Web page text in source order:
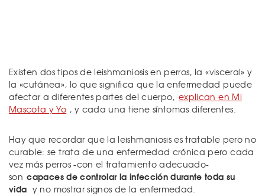
Existen dos tipos de leishmaniosis en perros, la «visceral» y
la «cutánea», lo que significa que la enfermedad puede
afectar a diferentes partes del cuerpo, explican en Mi
Mascota y Yo , y cada una tiene síntomas diferentes.
Hay que recordar que la leishmaniosis es tratable pero no
curable: se trata de una enfermedad crónica pero cada
vez más perros -con el tratamiento adecuado-
son capaces de controlar la infección durante toda su
vida y no mostrar signos de la enfermedad.